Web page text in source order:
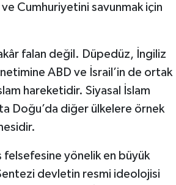
Cumhuriyetini savunmak için
falan değil. Düpedüz, İngiliz
ABD ve İsrail’in de ortak
hareketidir. Siyasal İslam
Doğu’da diğer ülkelere örnek
felsefesine yönelik en büyük
devletin resmi ideolojisi